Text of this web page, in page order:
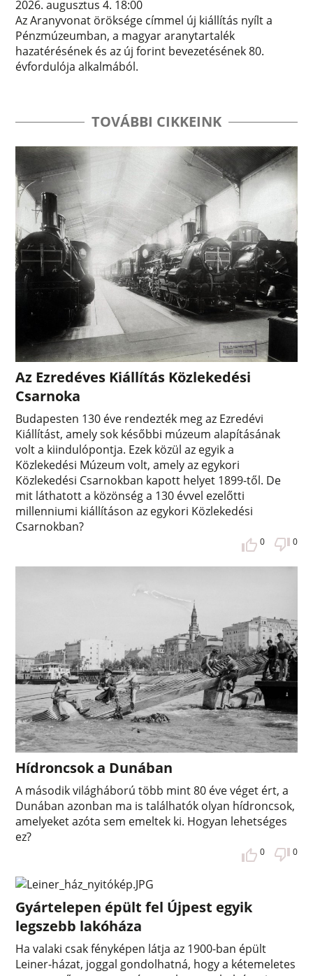
2026. augusztus 4. 18:00
Az Aranyvonat öröksége címmel új kiállítás nyílt a
Pénzmúzeumban, a magyar aranytartalék
hazatérésének és az új forint bevezetésének 80.
évfordulója alkalmából.
TOVÁBBI CIKKEINK
Az Ezredéves Kiállítás Közlekedési
Csarnoka
Budapesten 130 éve rendezték meg az Ezredévi
Kiállítást, amely sok későbbi múzeum alapításának
volt a kiindulópontja. Ezek közül az egyik a
Közlekedési Múzeum volt, amely az egykori
Közlekedési Csarnokban kapott helyet 1899-től. De
mit láthatott a közönség a 130 évvel ezelőtti
millenniumi kiállításon az egykori Közlekedési
Csarnokban?
0 0
Hídroncsok a Dunában
A második világháború több mint 80 éve véget ért, a
Dunában azonban ma is találhatók olyan hídroncsok,
amelyeket azóta sem emeltek ki. Hogyan lehetséges
ez?
0 0
Gyártelepen épült fel Újpest egyik
legszebb lakóháza
Ha valaki csak fényképen látja az 1900-ban épült
Leiner-házat, joggal gondolhatná, hogy a kétemeletes